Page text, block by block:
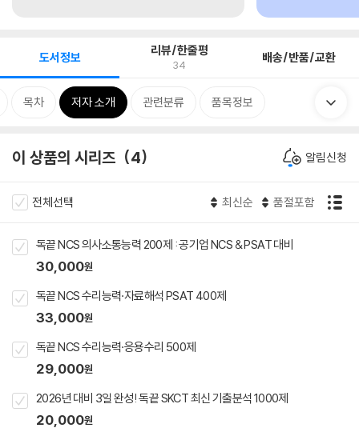
도서정보 리뷰/한줄평
34 배송/반품/교환
목차 저자 소개 관련분류 품목정보
이 상품의 시리즈 4 알림신청
전체선택 최신순 품절포함
독끝 NCS 의사소통능력 200제 : 공기업 NCS & PSAT 대비
30,000원
독끝 NCS 수리능력·자료해석 PSAT 400제
33,000원
독끝 NCS 수리능력·응용수리 500제
29,000원
2026년 대비 3일 완성! 독끝 SKCT 최신 기출분석 1000제
20,000원